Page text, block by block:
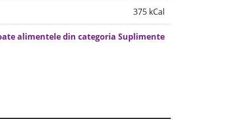
375 kCal
alimentele din categoria Suplimente